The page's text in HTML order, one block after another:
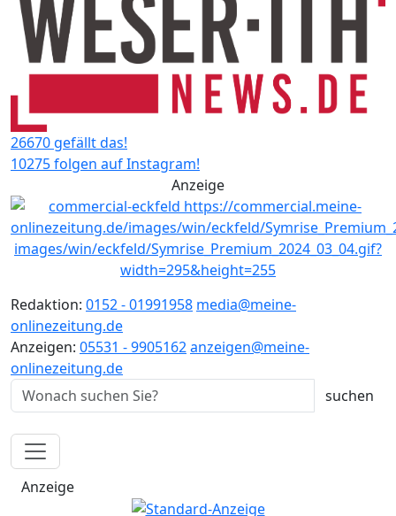
26670 gefällt das!
10275 folgen auf Instagram!
Anzeige
Redaktion: 0152 - 01991958 media@meine-
onlinezeitung.de
Anzeigen: 05531 - 9905162anzeigen@meine-
onlinezeitung.de
Anzeige